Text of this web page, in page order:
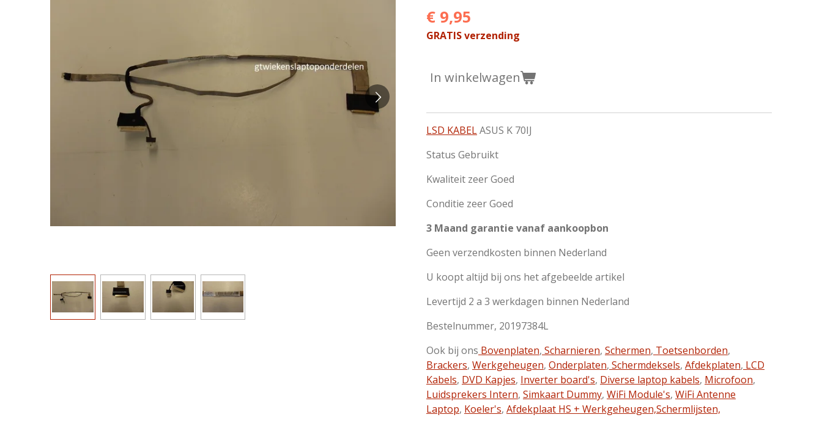
€ 9,95
GRATIS verzending
In winkelwagen
LSD KABELASUS K 70IJ
Status Gebruikt
Kwaliteit zeer Goed
Conditie zeer Goed
3 Maand garantie vanaf aankoopbon
Geen verzendkosten binnen Nederland
U koopt altijd bij ons het afgebeelde artikel
Levertijd 2 a 3 werkdagen binnen Nederland
Bestelnummer, 20197384L
Ook bij ons Bovenplaten, Scharnieren, Schermen, Toetsenborden,
Brackers, Werkgeheugen, Onderplaten, Schermdeksels, Afdekplaten, LCD
Kabels, DVD Kapjes, Inverter board's, Diverse laptop kabels, Microfoon,
Luidsprekers Intern, Simkaart Dummy, WiFi Module's, WiFi Antenne
Laptop, Koeler's, Afdekplaat HS + Werkgeheugen,Schermlijsten,